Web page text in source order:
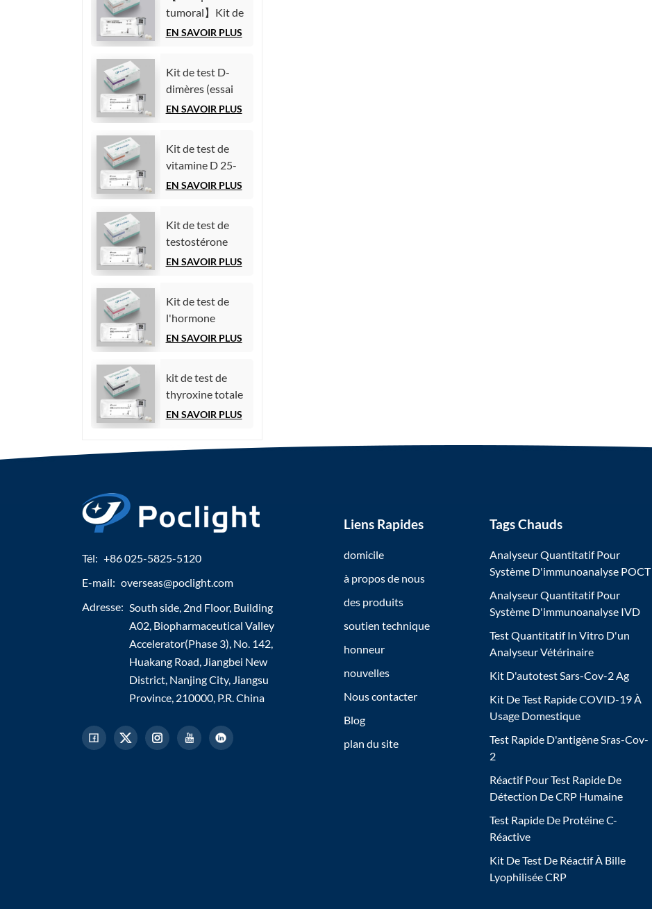
par
chimiluminescence
tumoral】Kit de
test de l'antigène
(Immunoessai
par
chimiluminescence
EN SAVOIR PLUS
Kit de test D-
dimères (essai
immunologique
homogène)
EN SAVOIR PLUS
Kit de test de
vitamine D 25-
hydroxy (essai
chimiluminescence
homogène))
EN SAVOIR PLUS
Kit de test de
testostérone
(essai
chimiluminescence)
EN SAVOIR PLUS
Kit de test de
l'hormone
folliculo-
EN SAVOIR PLUS
kit de test de
thyroxine totale
(TT4)
EN SAVOIR PLUS
Tél: +86 025-5825-5120
E-mail: overseas@poclight.com
Adresse: South side, 2nd Floor, Building
A02, Biopharmaceutical Valley
Accelerator(Phase 3), No. 142,
Huakang Road, Jiangbei New
District, Nanjing City, Jiangsu
Province, 210000, P.R. China
Liens Rapides
domicile
à propos de nous
des produits
soutien technique
honneur
nouvelles
Nous contacter
Blog
plan du site
Tags Chauds
Analyseur Quantitatif Pour
Système D'immunoanalyse POCT
Analyseur Quantitatif Pour
Système D'immunoanalyse IVD
Test Quantitatif In Vitro D'un
Analyseur Vétérinaire
Kit D'autotest Sars-Cov-2 Ag
Kit De Test Rapide COVID-19 À
Usage Domestique
Test Rapide D'antigène Sras-Cov-
2
Réactif Pour Test Rapide De
Détection De CRP Humaine
Test Rapide De Protéine C-
Réactive
Kit De Test De Réactif À Bille
Lyophilisée CRP